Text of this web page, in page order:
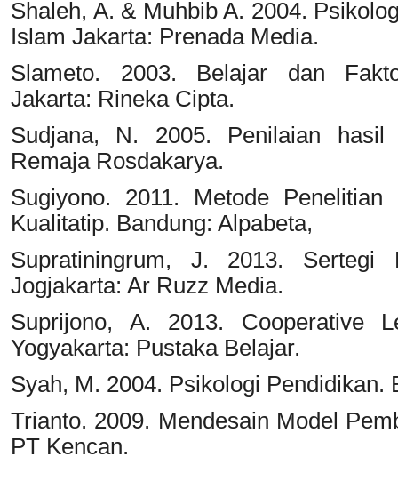
Shaleh, A. & Muhbib A. 2004.
Islam Jakarta: Prenada Media.
Slameto. 2003. Belajar dan
Jakarta: Rineka Cipta.
Sudjana, N. 2005. Penilaian hasil
Remaja Rosdakarya.
Sugiyono. 2011. Metode Penelitian
Kualitatip. Bandung: Alpabeta,
Supratiningrum, J. 2013. Sertegi
Jogjakarta: Ar Ruzz Media.
Suprijono, A. 2013. Cooperative
Yogyakarta: Pustaka Belajar.
Syah, M. 2004. Psikologi
Trianto. 2009. Mendesain Model
PT Kencan.